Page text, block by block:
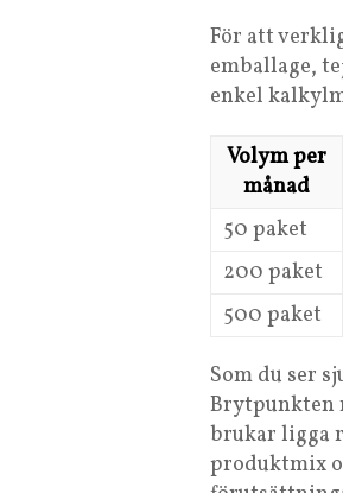
För att
emballage,
enkel
Volym per
månad
50 paket
200 paket
500 paket
Som du ser
Brytpunkten
brukar ligga
produktmix